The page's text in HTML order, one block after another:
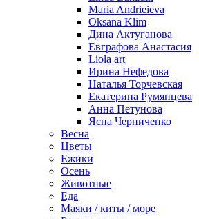
Maria Andrieieva
Oksana Klim
Дина Актуганова
Евграфова Анастасия
Liola art
Ирина Нефедова
Наталья Торчевская
Екатерина Румянцева
Анна Петунова
Ясна Черниченко
Весна
Цветы
Ежики
Осень
Животные
Еда
Маяки / киты / море